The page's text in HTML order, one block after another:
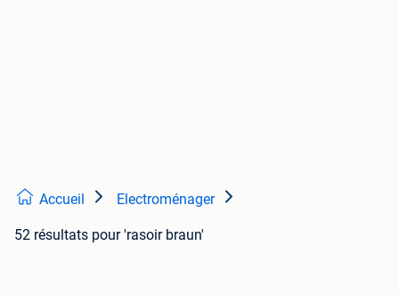
Accueil Electroménager
52 résultats pour 'rasoir braun'